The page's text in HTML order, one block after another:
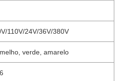
110V/24V/36V/380V
verde, amarelo